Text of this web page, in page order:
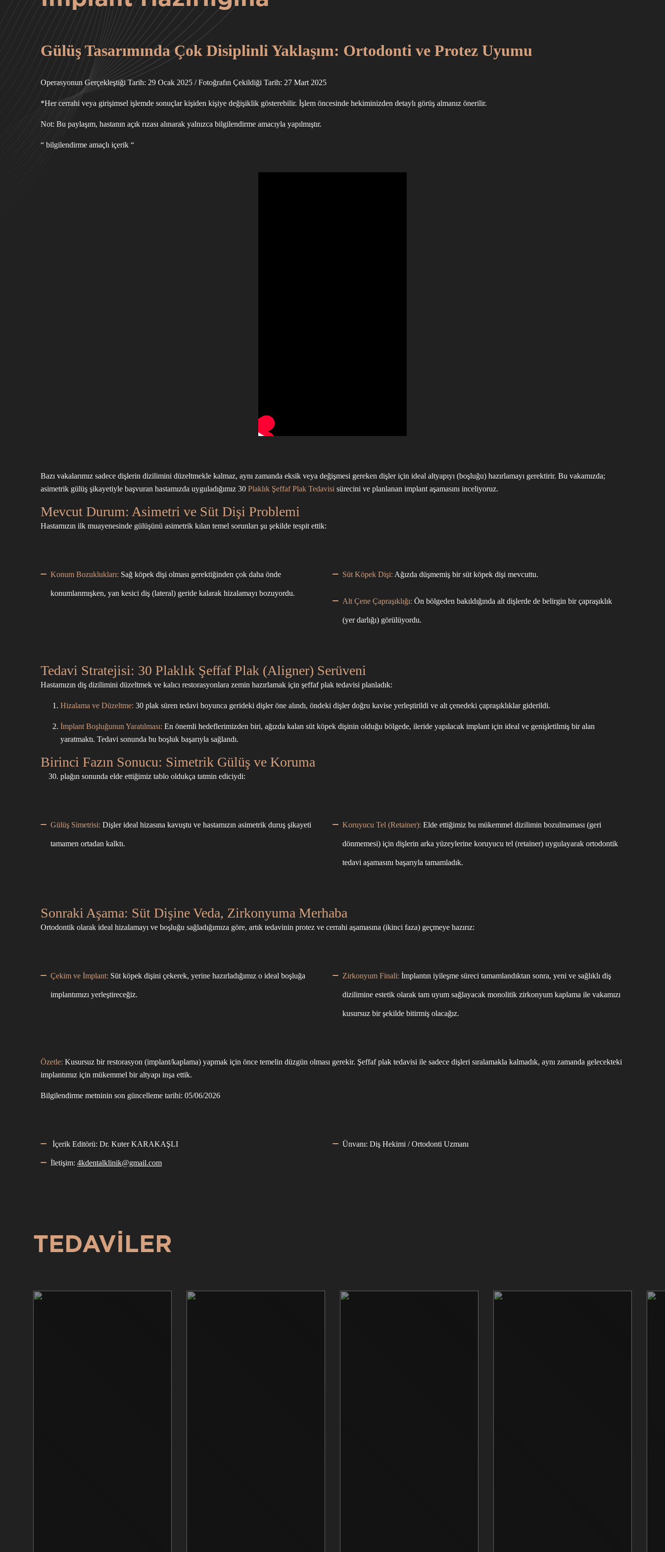
Gülüş Tasarımında Çok Disiplinli Yaklaşım: Ortodonti ve Protez Uyumu
Operasyonun Gerçekleştiği Tarih: 29 Ocak 2025 / Fotoğrafın Çekildiği Tarih: 27 Mart 2025
*Her cerrahi veya girişimsel işlemde sonuçlar kişiden kişiye değişiklik gösterebilir. İşlem öncesinde hekiminizden detaylı görüş almanız önerilir.
Not: Bu paylaşım, hastanın açık rızası alınarak yalnızca bilgilendirme amacıyla yapılmıştır.
“ bilgilendirme amaçlı içerik “
Bazı vakalarımız sadece dişlerin dizilimini düzeltmekle kalmaz, aynı zamanda eksik veya değişmesi gereken dişler için ideal altyapıyı (boşluğu) hazırlamayı gerektirir. Bu vakamızda;
asimetrik gülüş şikayetiyle başvuran hastamızda uyguladığımız 30 Plaklık Şeffaf Plak Tedavisi sürecini ve planlanan implant aşamasını inceliyoruz.
Mevcut Durum: Asimetri ve Süt Dişi Problemi
Hastamızın ilk muayenesinde gülüşünü asimetrik kılan temel sorunları şu şekilde tespit ettik:
Konum Bozuklukları: Sağ köpek dişi olması gerektiğinden çok daha önde
konumlanmışken, yan kesici diş (lateral) geride kalarak hizalamayı bozuyordu.
Süt Köpek Dişi: Ağızda düşmemiş bir süt köpek dişi mevcuttu.
Alt Çene Çapraşıklığı: Ön bölgeden bakıldığında alt dişlerde de belirgin bir çapraşıklık
(yer darlığı) görülüyordu.
Tedavi Stratejisi: 30 Plaklık Şeffaf Plak (Aligner) Serüveni
Hastamızın diş dizilimini düzeltmek ve kalıcı restorasyonlara zemin hazırlamak için şeffaf plak tedavisi planladık:
Hizalama ve Düzeltme: 30 plak süren tedavi boyunca gerideki dişler öne alındı, öndeki dişler doğru kavise yerleştirildi ve alt çenedeki çapraşıklıklar giderildi.
İmplant Boşluğunun Yaratılması: En önemli hedeflerimizden biri, ağızda kalan süt köpek dişinin olduğu bölgede, ileride yapılacak implant için ideal ve genişletilmiş bir alan
yaratmaktı. Tedavi sonunda bu boşluk başarıyla sağlandı.
Birinci Fazın Sonucu: Simetrik Gülüş ve Koruma
plağın sonunda elde ettiğimiz tablo oldukça tatmin ediciydi:
Gülüş Simetrisi: Dişler ideal hizasına kavuştu ve hastamızın asimetrik duruş şikayeti
tamamen ortadan kalktı.
Koruyucu Tel (Retainer): Elde ettiğimiz bu mükemmel dizilimin bozulmaması (geri
dönmemesi) için dişlerin arka yüzeylerine koruyucu tel (retainer) uygulayarak ortodontik
tedavi aşamasını başarıyla tamamladık.
Sonraki Aşama: Süt Dişine Veda, Zirkonyuma Merhaba
Ortodontik olarak ideal hizalamayı ve boşluğu sağladığımıza göre, artık tedavinin protez ve cerrahi aşamasına (ikinci faza) geçmeye hazırız:
Çekim ve İmplant: Süt köpek dişini çekerek, yerine hazırladığımız o ideal boşluğa
implantımızı yerleştireceğiz.
Zirkonyum Finali: İmplantın iyileşme süreci tamamlandıktan sonra, yeni ve sağlıklı diş
dizilimine estetik olarak tam uyum sağlayacak monolitik zirkonyum kaplama ile vakamızı
kusursuz bir şekilde bitirmiş olacağız.
Özetle: Kusursuz bir restorasyon (implant/kaplama) yapmak için önce temelin düzgün olması gerekir. Şeffaf plak tedavisi ile sadece dişleri sıralamakla kalmadık, aynı zamanda gelecekteki
implantımız için mükemmel bir altyapı inşa ettik.
Bilgilendirme metninin son güncelleme tarihi: 05/06/2026
İçerik Editörü: Dr. Kuter KARAKAŞLI Ünvanı: Diş Hekimi / Ortodonti Uzmanı
İletişim: 4kdentalklinik@gmail.com
TEDAVİLER